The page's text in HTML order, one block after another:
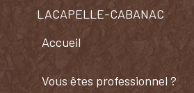
LACAPELLE-CABANAC
Accueil
Vous êtes professionnel ?​